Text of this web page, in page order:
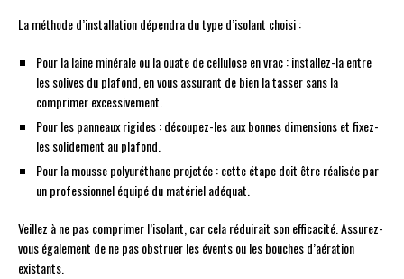
La méthode d’installation dépendra du type d’isolant choisi :
Pour la laine minérale ou la ouate de cellulose en vrac : installez-la entre
les solives du plafond, en vous assurant de bien la tasser sans la
comprimer excessivement.
Pour les panneaux rigides : découpez-les aux bonnes dimensions et fixez-
les solidement au plafond.
Pour la mousse polyuréthane projetée : cette étape doit être réalisée par
un professionnel équipé du matériel adéquat.
Veillez à ne pas comprimer l’isolant, car cela réduirait son efficacité. Assurez-
vous également de ne pas obstruer les évents ou les bouches d’aération
existants.